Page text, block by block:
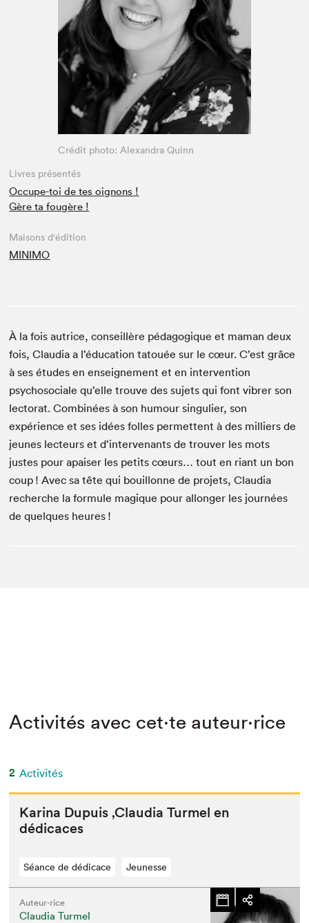
Espace médias
Crédit photo: Alexandra Quinn
Livres présentés
Occupe-toi de tes oignons !
Gère ta fougère !
Maisons d'édition
MINIMO
À la fois autrice, conseillère pédagogique et maman deux
fois, Claudia a l’éducation tatouée sur le cœur. C’est grâce
à ses études en enseignement et en intervention
psychosociale qu’elle trouve des sujets qui font vibrer son
lectorat. Combinées à son humour singulier, son
expérience et ses idées folles permettent à des milliers de
jeunes lecteurs et d’intervenants de trouver les mots
justes pour apaiser les petits cœurs… tout en riant un bon
coup ! Avec sa tête qui bouillonne de projets, Claudia
recherche la formule magique pour allonger les journées
de quelques heures !
Activités avec cet·te auteur·rice
2 Activités
Kari­na Dupuis‚Clau­dia Turmel en
dédicaces
Séance de dédicace Jeunesse
Auteur·rice
Claudia Turmel